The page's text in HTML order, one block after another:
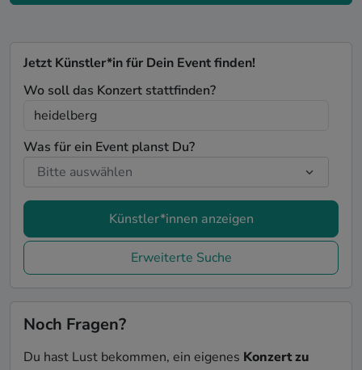
Jetzt Künstler*in für Dein Event finden!
Wo soll das Konzert stattfinden?
Was für ein Event planst Du?
Künstler*innen anzeigen
Erweiterte Suche
Noch Fragen?
Du hast Lust bekommen, ein eigenes Konzert zu